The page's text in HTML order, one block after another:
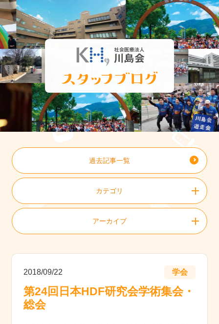
過去記事一覧
カテゴリ
アーカイブ
学会
2018/09/22
第24回日本HDF研究会学術集会・
総会